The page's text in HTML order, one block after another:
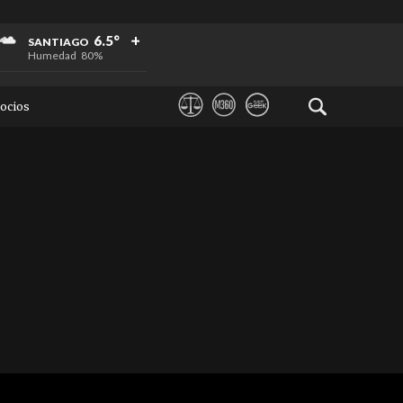
SANTIAGO 6.5°
Humedad 80%
+
+
+